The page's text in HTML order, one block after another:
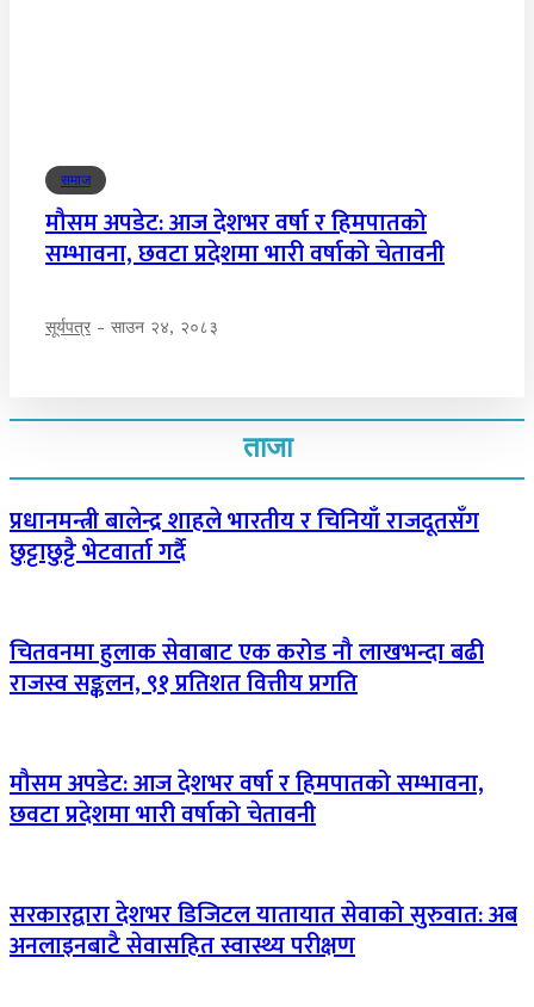
समाज
मौसम अपडेट: आज देशभर वर्षा र हिमपातको
सम्भावना, छवटा प्रदेशमा भारी वर्षाको चेतावनी
सूर्यपत्र - साउन २४, २०८३
ताजा
प्रधानमन्त्री बालेन्द्र शाहले भारतीय र चिनियाँ राजदूतसँग
छुट्टाछुट्टै भेटवार्ता गर्दै
चितवनमा हुलाक सेवाबाट एक करोड नौ लाखभन्दा बढी
राजस्व सङ्कलन, ९१ प्रतिशत वित्तीय प्रगति
मौसम अपडेट: आज देशभर वर्षा र हिमपातको सम्भावना,
छवटा प्रदेशमा भारी वर्षाको चेतावनी
सरकारद्वारा देशभर डिजिटल यातायात सेवाको सुरुवात: अब
अनलाइनबाटै सेवासहित स्वास्थ्य परीक्षण